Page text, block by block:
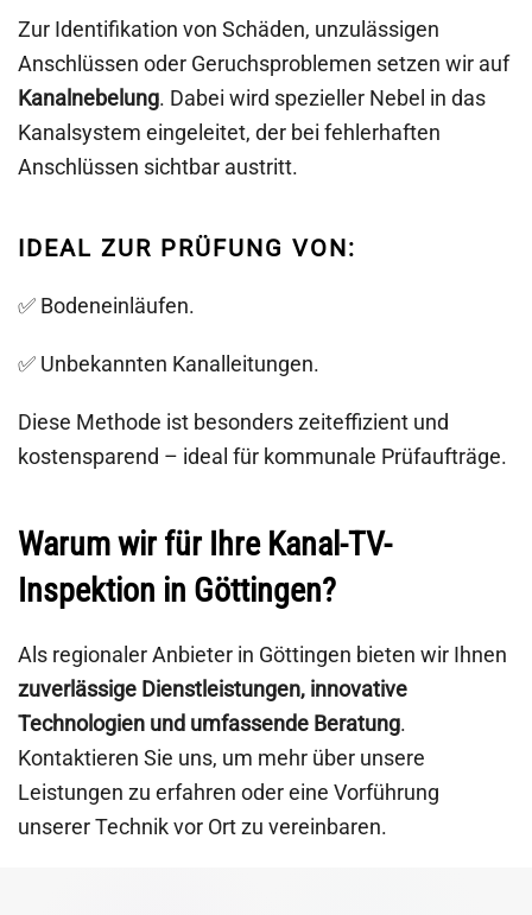
Zur Identifikation von Schäden, unzulässigen
Anschlüssen oder Geruchsproblemen setzen wir auf
Kanalnebelung. Dabei wird spezieller Nebel in das
Kanalsystem eingeleitet, der bei fehlerhaften
Anschlüssen sichtbar austritt.
IDEAL ZUR PRÜFUNG VON:
✅ Bodeneinläufen.
✅ Unbekannten Kanalleitungen.
Diese Methode ist besonders zeiteffizient und
kostensparend – ideal für kommunale Prüfaufträge.
Warum wir für Ihre Kanal-TV-
Inspektion in Göttingen?
Als regionaler Anbieter in Göttingen bieten wir Ihnen
zuverlässige Dienstleistungen, innovative
Technologien und umfassende Beratung.
Kontaktieren Sie uns, um mehr über unsere
Leistungen zu erfahren oder eine Vorführung
unserer Technik vor Ort zu vereinbaren.